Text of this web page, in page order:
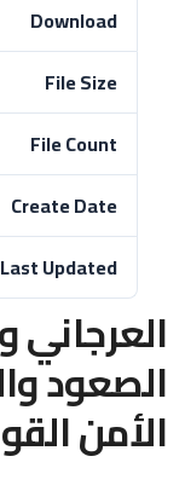
Download
File Size
File Count
Create Date
Last Updated
العرجاني
الصعود
الأمن